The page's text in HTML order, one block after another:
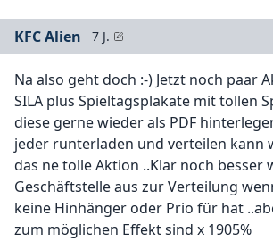
KFC Alien 7 J.
Na also geht doch :-) Jetzt noch paar
SILA plus Spieltagsplakate mit tollen
diese gerne wieder als PDF
jeder runterladen und verteilen kann
das ne tolle Aktion ..Klar noch besser
Geschäftstelle aus zur Verteilung
keine Hinhänger oder Prio für hat
zum möglichen Effekt sind x 1905%